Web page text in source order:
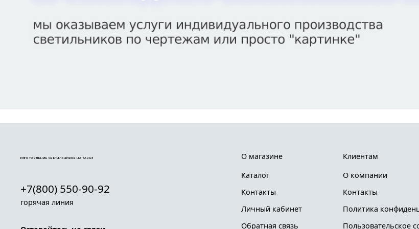
О магазине
Каталог
Контакты
Личный кабинет
Обратная связь
Клиентам
О компании
Контакты
Политика
Пользовательское
ИЗГОТОВЛЕНИЕ СВЕТИЛЬНИКОВ НА ЗАКАЗ
+7(800) 550-90-92
горячая линия